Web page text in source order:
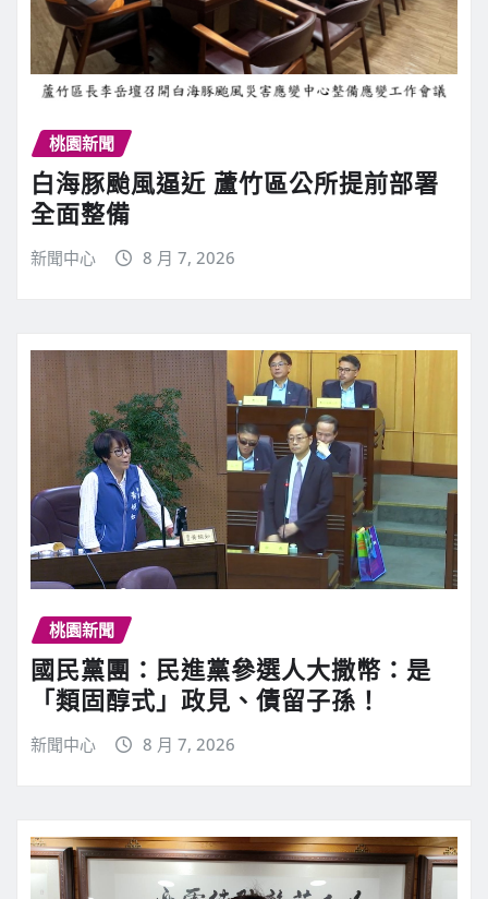
桃園新聞
白海豚颱風逼近 蘆竹區公所提前部署
全面整備
新聞中心 8 月 7, 2026
桃園新聞
國民黨團：民進黨參選人大撒幣：是
「類固醇式」政見、債留子孫！
新聞中心 8 月 7, 2026